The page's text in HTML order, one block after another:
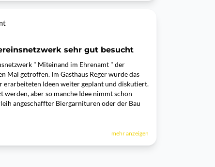
sehr gut besucht
" Miteinand im Ehrenamt " der
Mal getroffen. Im Gasthaus Reger wurde das
erarbeiteten Ideen weiter geplant und diskutiert.
werden, aber so manche Idee nimmt schon
angeschaffter Biergarnituren oder der Bau
mehr anzeigen